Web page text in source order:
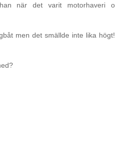
när det varit motorhaveri o
men det smällde inte lika högt!